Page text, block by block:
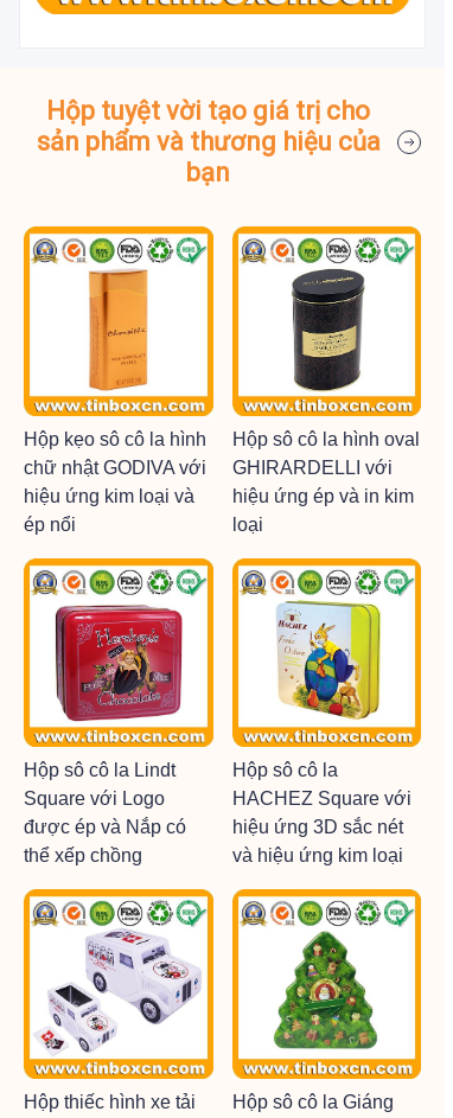
Hộp tuyệt vời tạo giá trị cho
sản phẩm và thương hiệu của
bạn
Hộp kẹo sô cô la hình
chữ nhật GODIVA với
hiệu ứng kim loại và
ép nổi
Hộp sô cô la hình oval
GHIRARDELLI với
hiệu ứng ép và in kim
loại
Hộp sô cô la Lindt
Square với Logo
được ép và Nắp có
thể xếp chồng
Hộp sô cô la
HACHEZ Square với
hiệu ứng 3D sắc nét
và hiệu ứng kim loại
Hộp thiếc hình xe tải
Hộp sô cô la Giáng